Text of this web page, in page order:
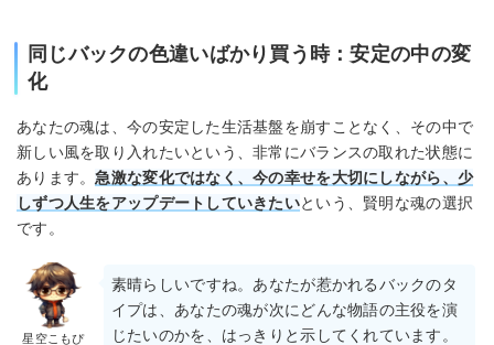
同じバックの色違いばかり買う時：安定の中の変
化
あなたの魂は、今の安定した生活基盤を崩すことなく、その中で
新しい風を取り入れたいという、非常にバランスの取れた状態に
あります。急激な変化ではなく、今の幸せを大切にしながら、少
しずつ人生をアップデートしていきたいという、賢明な魂の選択
です。
星空こもぴ
素晴らしいですね。あなたが惹かれるバックのタ
イプは、あなたの魂が次にどんな物語の主役を演
じたいのかを、はっきりと示してくれています。